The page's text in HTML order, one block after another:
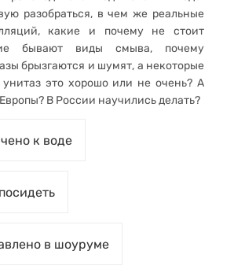
разобраться, в чем же реальные
какие и почему не стоит
бывают виды смыва, почему
брызгаются и шумят, а некоторые
это хорошо или не очень? А
В России научились делать?
к воде
в шоуруме